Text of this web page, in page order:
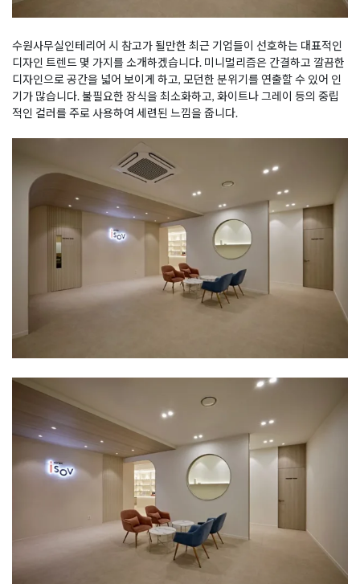
수원사무실인테리어 시 참고가 될만한 최근 기업들이 선호하는 대표적인
디자인 트렌드 몇 가지를 소개하겠습니다. 미니멀리즘은 간결하고 깔끔한
디자인으로 공간을 넓어 보이게 하고, 모던한 분위기를 연출할 수 있어 인
기가 많습니다. 불필요한 장식을 최소화하고, 화이트나 그레이 등의 중립
적인 컬러를 주로 사용하여 세련된 느낌을 줍니다.